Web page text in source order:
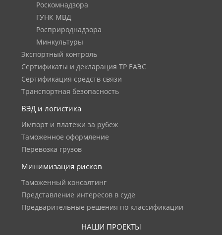
Роскомнадзора
ГУНК МВД
Росприроднадзора
Минкультуры
Экспортный контроль
Сертификаты и декларация ТР ЕАЭС
Сертификация средств связи
Транспортная безопасность
ВЭД и логистика
Импорт и платежи за рубеж
Таможенное оформление
Перевозка грузов
Минимизация рисков
Таможенный консалтинг
Представление интересов в суде
Предварительные решения по классификации
НАШИ ПРОЕКТЫ